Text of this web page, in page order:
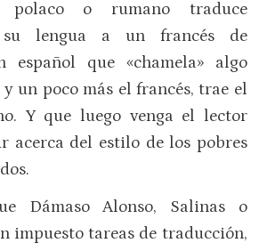
polaco o rumano traduce
su lengua a un francés de
español que «chamela» algo
un poco más el francés, trae el
Y que luego venga el lector
acerca del estilo de los pobres
Dámaso Alonso, Salinas o
impuesto tareas de traducción,